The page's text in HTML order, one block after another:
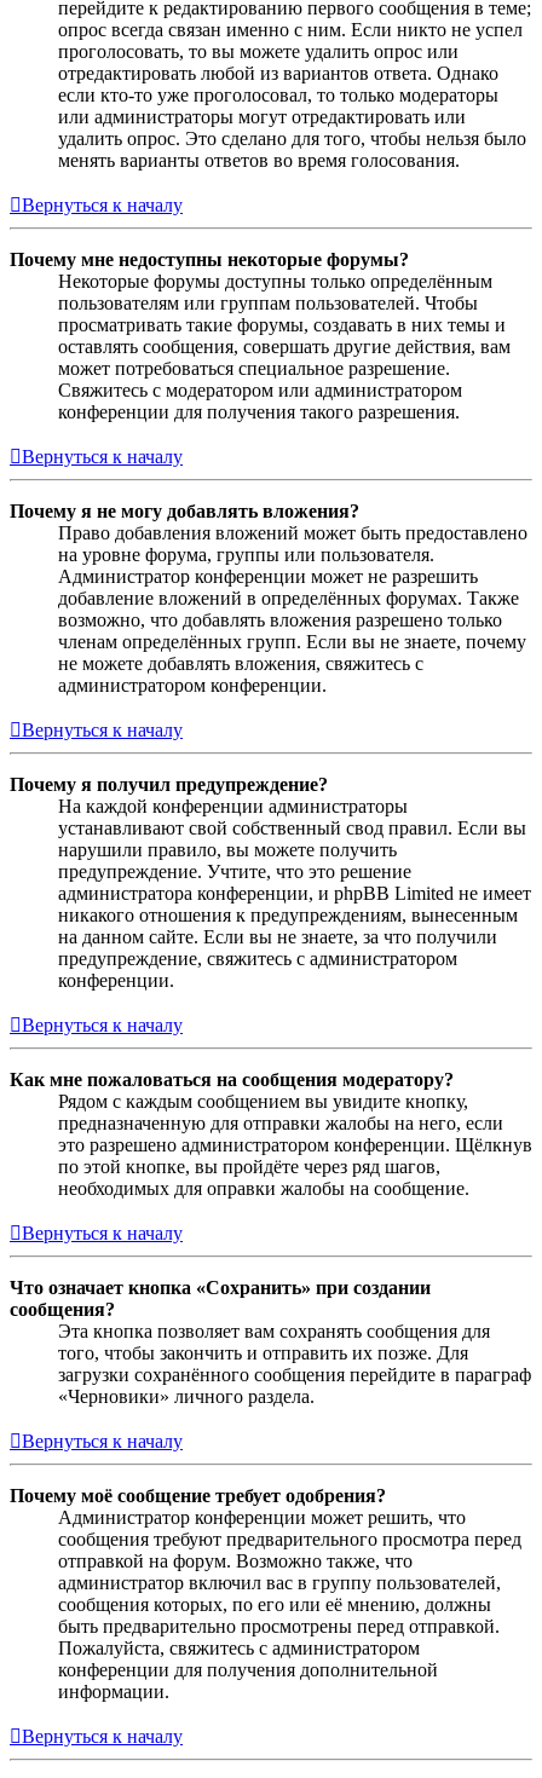
перейдите к редактированию первого сообщения в теме;
опрос всегда связан именно с ним. Если никто не успел
проголосовать, то вы можете удалить опрос или
отредактировать любой из вариантов ответа. Однако
если кто-то уже проголосовал, то только модераторы
или администраторы могут отредактировать или
удалить опрос. Это сделано для того, чтобы нельзя было
менять варианты ответов во время голосования.
Вернуться к началу
Почему мне недоступны некоторые форумы?
Некоторые форумы доступны только определённым
пользователям или группам пользователей. Чтобы
просматривать такие форумы, создавать в них темы и
оставлять сообщения, совершать другие действия, вам
может потребоваться специальное разрешение.
Свяжитесь с модератором или администратором
конференции для получения такого разрешения.
Вернуться к началу
Почему я не могу добавлять вложения?
Право добавления вложений может быть предоставлено
на уровне форума, группы или пользователя.
Администратор конференции может не разрешить
добавление вложений в определённых форумах. Также
возможно, что добавлять вложения разрешено только
членам определённых групп. Если вы не знаете, почему
не можете добавлять вложения, свяжитесь с
администратором конференции.
Вернуться к началу
Почему я получил предупреждение?
На каждой конференции администраторы
устанавливают свой собственный свод правил. Если вы
нарушили правило, вы можете получить
предупреждение. Учтите, что это решение
администратора конференции, и phpBB Limited не имеет
никакого отношения к предупреждениям, вынесенным
на данном сайте. Если вы не знаете, за что получили
предупреждение, свяжитесь с администратором
конференции.
Вернуться к началу
Как мне пожаловаться на сообщения модератору?
Рядом с каждым сообщением вы увидите кнопку,
предназначенную для отправки жалобы на него, если
это разрешено администратором конференции. Щёлкнув
по этой кнопке, вы пройдёте через ряд шагов,
необходимых для оправки жалобы на сообщение.
Вернуться к началу
Что означает кнопка «Сохранить» при создании
сообщения?
Эта кнопка позволяет вам сохранять сообщения для
того, чтобы закончить и отправить их позже. Для
загрузки сохранённого сообщения перейдите в параграф
«Черновики» личного раздела.
Вернуться к началу
Почему моё сообщение требует одобрения?
Администратор конференции может решить, что
сообщения требуют предварительного просмотра перед
отправкой на форум. Возможно также, что
администратор включил вас в группу пользователей,
сообщения которых, по его или её мнению, должны
быть предварительно просмотрены перед отправкой.
Пожалуйста, свяжитесь с администратором
конференции для получения дополнительной
информации.
Вернуться к началу